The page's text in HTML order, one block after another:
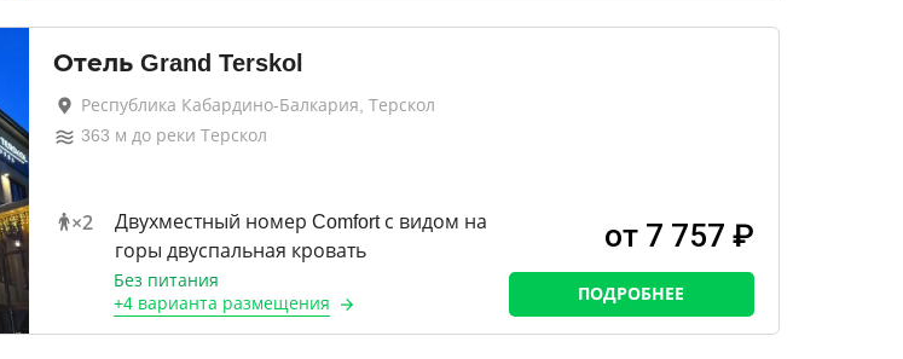
Отель Grand Terskol
Республика Кабардино-Балкария, Терскол
363 м до реки Терскол
×2
Двухместный номер Comfort с видом на
горы двуспальная кровать
Без питания
+4 варианта размещения
от 7 757 ₽
ПОДРОБНЕЕ